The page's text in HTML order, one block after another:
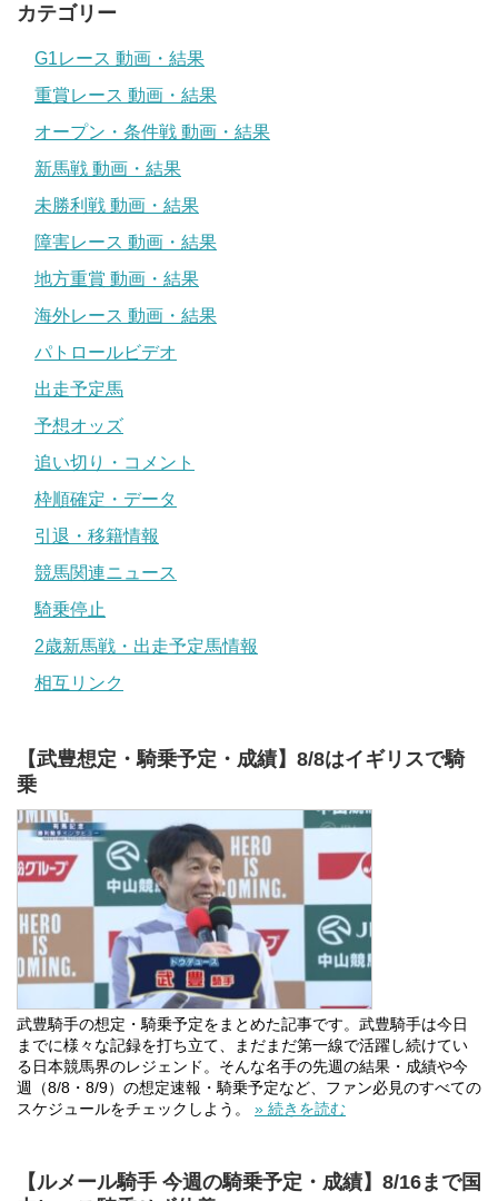
カテゴリー
G1レース 動画・結果
重賞レース 動画・結果
オープン・条件戦 動画・結果
新馬戦 動画・結果
未勝利戦 動画・結果
障害レース 動画・結果
地方重賞 動画・結果
海外レース 動画・結果
パトロールビデオ
出走予定馬
予想オッズ
追い切り・コメント
枠順確定・データ
引退・移籍情報
競馬関連ニュース
騎乗停止
2歳新馬戦・出走予定馬情報
相互リンク
【武豊想定・騎乗予定・成績】8/8はイギリスで騎
乗
武豊騎手の想定・騎乗予定をまとめた記事です。武豊騎手は今日
までに様々な記録を打ち立て、まだまだ第一線で活躍し続けてい
る日本競馬界のレジェンド。そんな名手の先週の結果・成績や今
週（8/8・8/9）の想定速報・騎乗予定など、ファン必見のすべての
スケジュールをチェックしよう。 » 続きを読む
【ルメール騎手 今週の騎乗予定・成績】8/16まで国